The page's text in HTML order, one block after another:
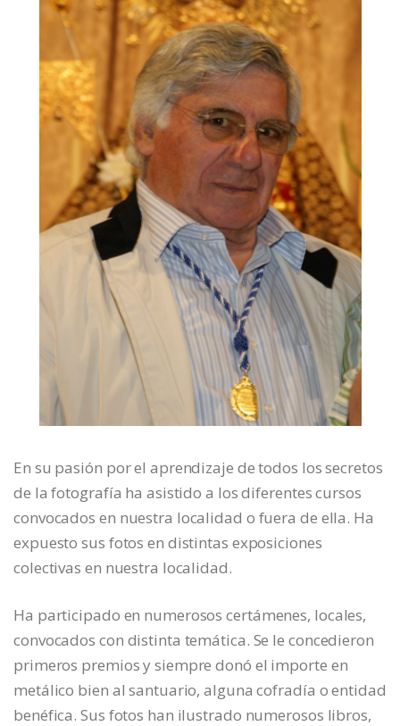
En su pasión por el aprendizaje de todos los secretos
de la fotografía ha asistido a los diferentes cursos
convocados en nuestra localidad o fuera de ella. Ha
expuesto sus fotos en distintas exposiciones
colectivas en nuestra localidad.
Ha participado en numerosos certámenes, locales,
convocados con distinta temática. Se le concedieron
primeros premios y siempre donó el importe en
metálico bien al santuario, alguna cofradía o entidad
benéfica. Sus fotos han ilustrado numerosos libros,